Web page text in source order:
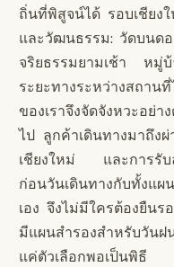
ถิ่นที่พิสูจน์ได้ รอบเชียง
และวัฒนธรรม: วัดบนด
จริยธรรมยามเช้า หมู่
ระยะทางระหว่างสถา
ของเราจึงจัดจังหวะอย่
ไป ลูกค้าเดินทางมาถึง
เชียงใหม่ และการรับ
ก่อนวันเดินทางกับทั้งแผ
เอง จึงไม่มีใครต้องยืน
มีแผนสำรองสำหรับวัน
แค่ตัวเลือกพอเป็นพิธี